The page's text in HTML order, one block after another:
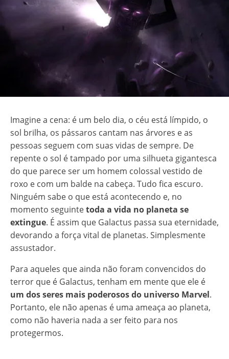
Imagine a cena: é um belo dia, o céu está límpido, o
sol brilha, os pássaros cantam nas árvores e as
pessoas seguem com suas vidas de sempre. De
repente o sol é tampado por uma silhueta gigantesca
do que parece ser um homem colossal vestido de
roxo e com um balde na cabeça. Tudo fica escuro.
Ninguém sabe o que está acontecendo e, no
momento seguintetoda a vida no planeta se
extingue. É assim que Galactus passa sua eternidade,
devorando a força vital de planetas. Simplesmente
assustador.
Para aqueles que ainda não foram convencidos do
terror que é Galactus, tenham em mente que ele é
um dos seres mais poderosos do universo Marvel.
Portanto, ele não apenas é uma ameaça ao planeta,
como não haveria nada a ser feito para nos
protegermos.